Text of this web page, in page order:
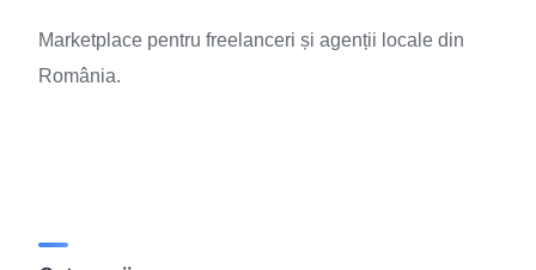
Marketplace pentru freelanceri și agenții locale din
România.